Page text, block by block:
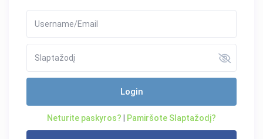
Login
Neturite paskyros? Pamiršote Slaptažodį?